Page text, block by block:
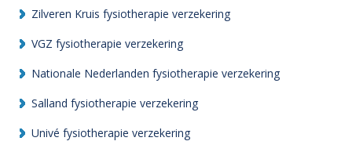
Zilveren Kruis fysiotherapie verzekering
VGZ fysiotherapie verzekering
Nationale Nederlanden fysiotherapie verzekering
Salland fysiotherapie verzekering
Univé fysiotherapie verzekering